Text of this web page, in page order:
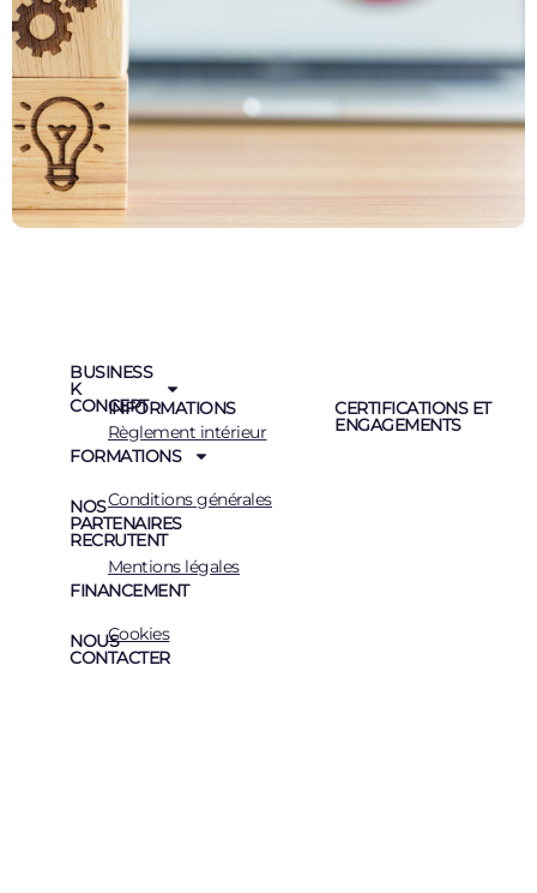
BUSINESS
K
CONCEPT
FORMATIONS
NOS
PARTENAIRES
RECRUTENT
FINANCEMENT
NOUS
CONTACTER
INFORMATIONS
Règlement intérieur
Conditions générales
Mentions légales
Cookies
CERTIFICATIONS ET
ENGAGEMENTS